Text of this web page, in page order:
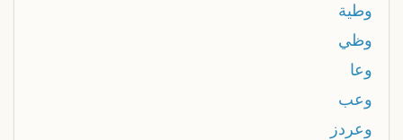
وطية
وظي
وعا
وعب
وعردز